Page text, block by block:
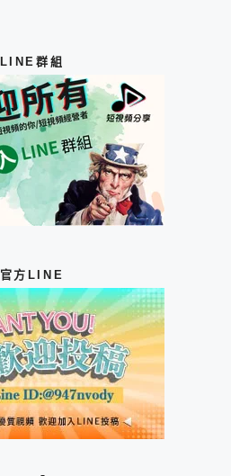
LINE群組
官方LINE